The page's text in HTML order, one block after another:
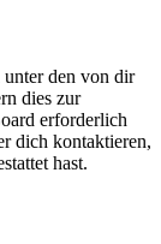
unter den von dir
dies zur
erforderlich
dich kontaktieren,
hast.